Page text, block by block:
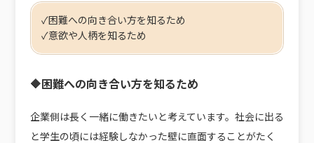
✓困難への向き合い方を知るため
✓意欲や人柄を知るため
🔶困難への向き合い方を知るため
企業側は長く一緒に働きたいと考えています。社会に出る
と学生の頃には経験しなかった壁に直面することがたく